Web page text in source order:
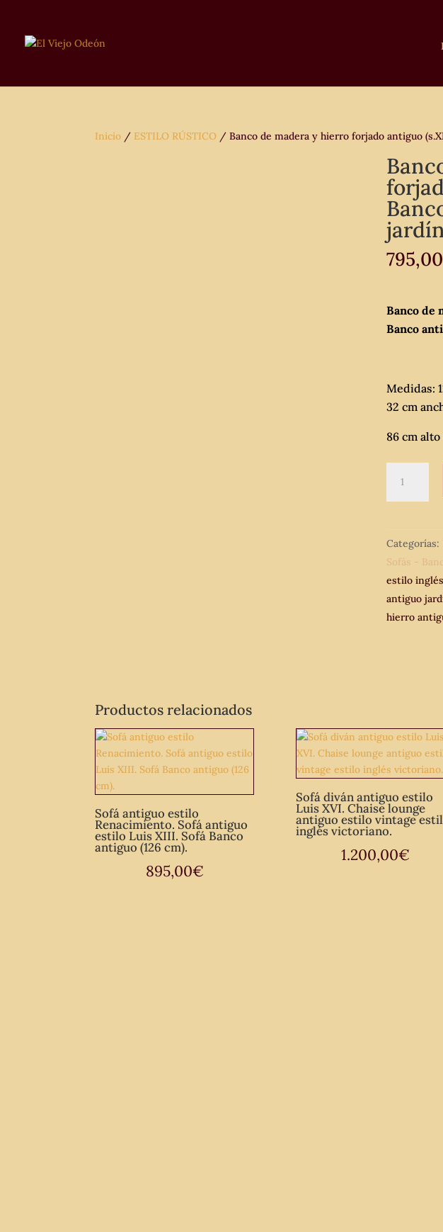
Inicio / ESTILO RÚSTICO / Banco de madera y hierro forjado antiguo
795,00
Banco de
Banco
Medidas:
32 cm
86 cm
y
hierro
forjado
antiguo
(s.XIX).
Banco
cantidad
Categorías:
Sofás -
estilo inglés
antiguo
hierro
Productos relacionados
Sofá antiguo estilo
Renacimiento. Sofá antiguo
estilo Luis XIII. Sofá Banco
antiguo (126 cm).
895,00€
Sofá diván antiguo estilo
Luis XVI. Chaise lounge
antiguo estilo vintage
inglés victoriano.
1.200,00€